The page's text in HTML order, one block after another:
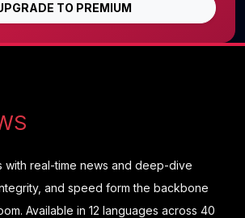
TO PREMIUM
with real-time news and deep-dive
and speed form the backbone
Available in 12 languages across 40